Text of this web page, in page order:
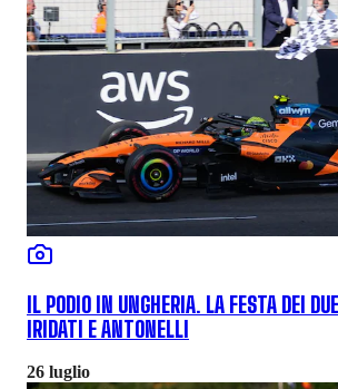
IL PODIO IN UNGHERIA. LA FESTA DEI
IRIDATI E ANTONELLI
26 luglio